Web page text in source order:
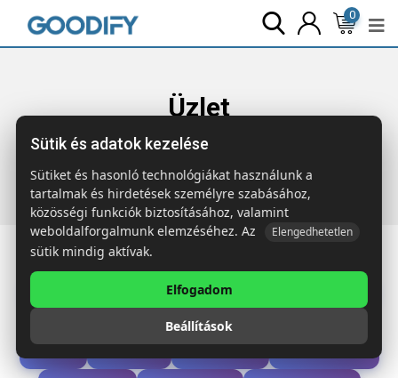
0
Üzlet
Főoldal Termékek Étkezés & Ivás
ételdoboz parafa fedéllel
Étkezés & Ivás
Wellness & Ápolás
Sütik és adatok kezelése
Sütiket és hasonló technológiákat használunk a
tartalmak és hirdetések személyre szabásához,
közösségi funkciók biztosításához, valamint
weboldalforgalmunk elemzéséhez. Az
Elengedhetetlen
sütik mindig aktívak.
Elfogadom
Beállítások